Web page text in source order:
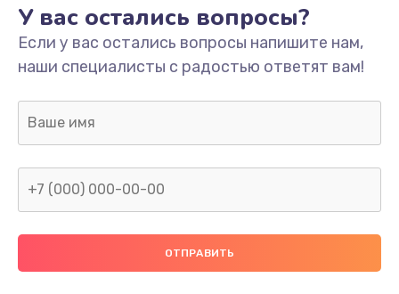
Замена/Pемонт карбюратора
1300 руб.
Заказать
Ремонт капиллярной трубки
400 руб.
У вас остались вопросы?
Если у вас остались вопросы напишите нам,
наши специалисты с радостью ответят вам!